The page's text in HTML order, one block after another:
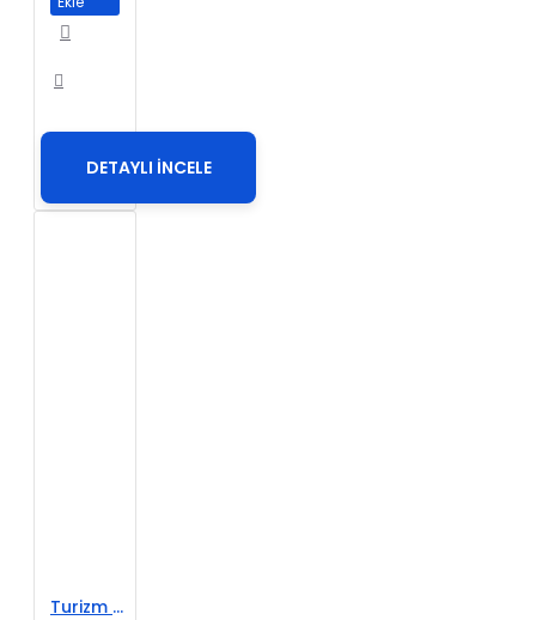
DETAYLI İNCELE
Turizm Acente E-Ticaret Web Sitesi